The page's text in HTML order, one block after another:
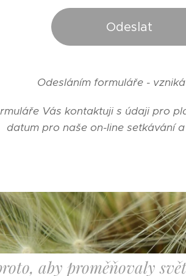
Odeslat
Odesláním formuláře -
Vás kontaktuji s údaji pro
datum pro naše on-line setkávání
aby proměňovaly